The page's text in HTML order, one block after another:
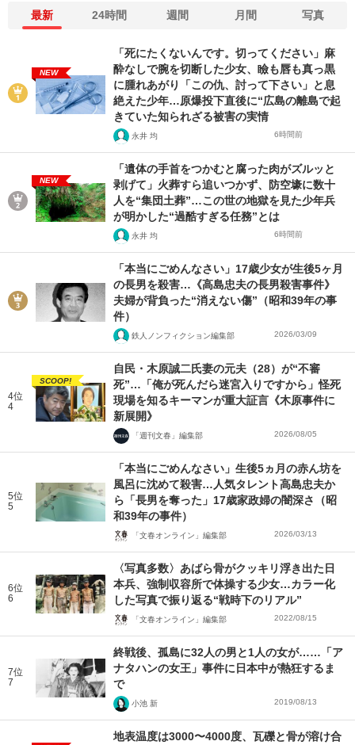
最新 24時間 週間 月間 写真
NEW
「死にたくないんです。切ってください」麻
酔なしで腕を切断した少女、瞼も唇も真っ黒
に腫れあがり「この仇、討って下さい」と息
絶えた少年…原爆投下直後に“広島の離島で起
きていた知られざる被害の実情
永井 均 6時間前
NEW
「遺体の手首をつかむと腐った肉がズルッと
剥げて」火葬すら追いつかず、防空壕に数十
人を“集団土葬”…この世の地獄を見た少年兵
が明かした“過酷すぎる任務”とは
永井 均 6時間前
「本当にごめんなさい」17歳少女が生後5ヶ月
の長男を殺害…《高島忠夫の長男殺害事件》
夫婦が背負った“消えない傷”（昭和39年の事
件）
鉄人ノンフィクション編集部 2026/03/09
4位
4
SCOOP!
自民・木原誠二氏妻の元夫（28）が“不審
死”…「俺が死んだら迷宮入りですから」怪死
現場を知るキーマンが重大証言《木原事件に
新展開》
「週刊文春」編集部 2026/08/05
5位
5
「本当にごめんなさい」生後5ヵ月の赤ん坊を
風呂に沈めて殺害…人気タレント高島忠夫か
ら「長男を奪った」17歳家政婦の闇深さ（昭
和39年の事件）
「文春オンライン」編集部 2026/03/13
6位
6
〈写真多数〉あばら骨がクッキリ浮き出た日
本兵、強制収容所で体操する少女…カラー化
した写真で振り返る“戦時下のリアル”
「文春オンライン」編集部 2022/08/15
7位
7
終戦後、孤島に32人の男と1人の女が……「ア
ナタハンの女王」事件に日本中が熱狂するま
で
小池 新 2019/08/13
地表温度は3000〜4000度、瓦礫と骨が溶け合